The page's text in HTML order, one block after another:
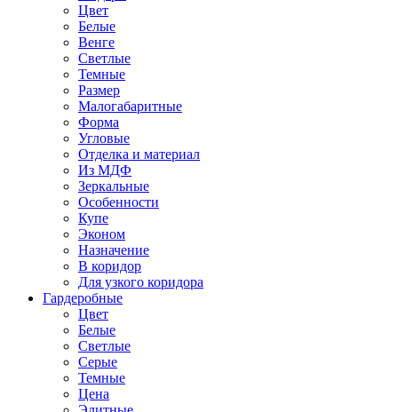
Цвет
Белые
Венге
Светлые
Темные
Размер
Малогабаритные
Форма
Угловые
Отделка и материал
Из МДФ
Зеркальные
Особенности
Купе
Эконом
Назначение
В коридор
Для узкого коридора
Гардеробные
Цвет
Белые
Светлые
Серые
Темные
Цена